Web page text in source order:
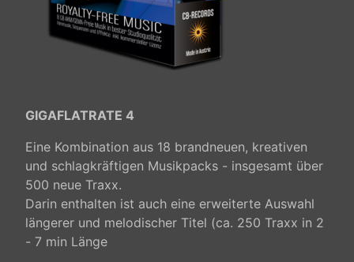
GIGAFLATRATE 4
Eine Kombination aus 18 brandneuen, kreativen
und schlagkräftigen Musikpacks - insgesamt über
500 neue Traxx.
Darin enthalten ist auch eine erweiterte Auswahl
längerer und melodischer Titel (ca. 250 Traxx in 2
- 7 min Länge